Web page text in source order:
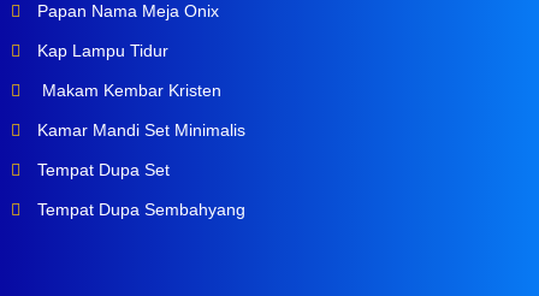
Papan Nama Meja Onix
Kap Lampu Tidur
Makam Kembar Kristen
Kamar Mandi Set Minimalis
Tempat Dupa Set
Tempat Dupa Sembahyang